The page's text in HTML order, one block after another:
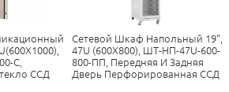
С,
ССД
Сетевой Шкаф Напольный 19”,
47U (600X800), ШТ-НП-47U-600-
800-ПП, Передняя И Задняя
Дверь Перфорированная ССД